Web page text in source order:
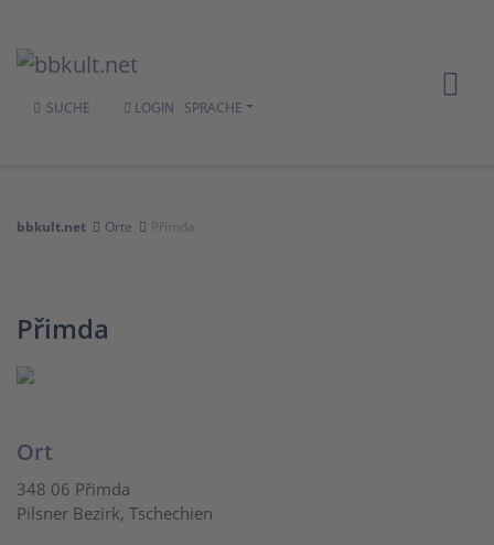
SUCHE LOGIN SPRACHE
bbkult.net Orte Přimda
Přimda
Ort
348 06 Přimda
Pilsner Bezirk, Tschechien